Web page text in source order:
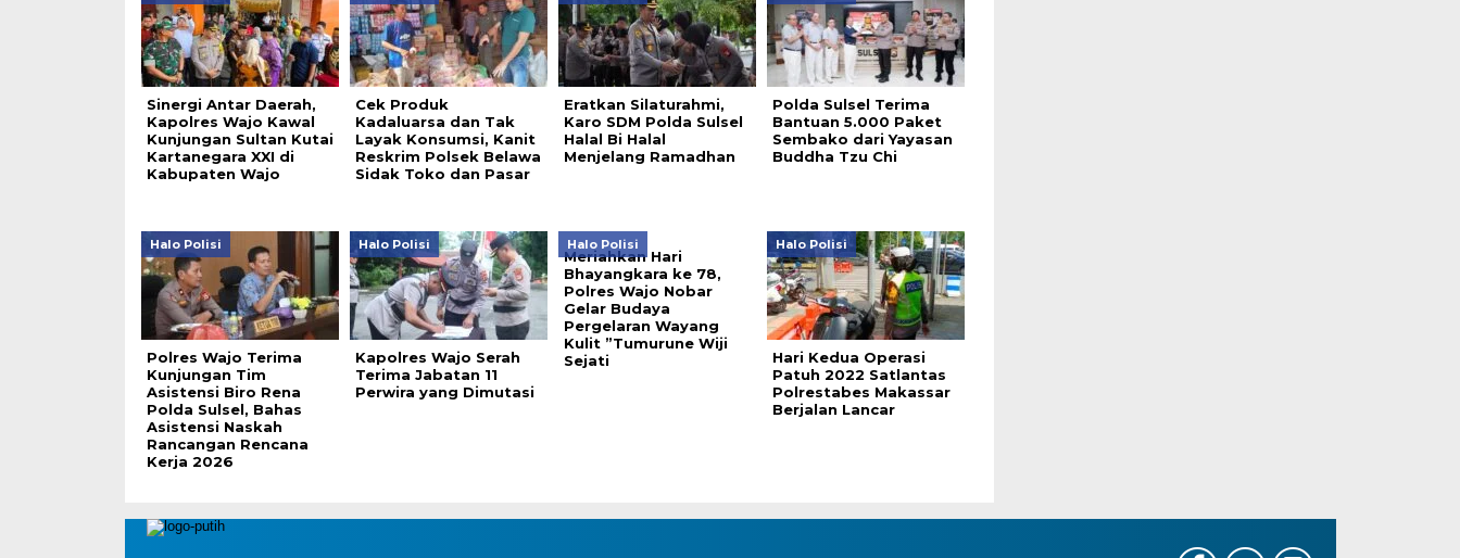
Sinergi Antar Daerah,
Kapolres Wajo Kawal
Kunjungan Sultan Kutai
Kartanegara XXI di
Kabupaten Wajo
Cek Produk
Kadaluarsa dan Tak
Layak Konsumsi, Kanit
Reskrim Polsek Belawa
Sidak Toko dan Pasar
Eratkan Silaturahmi,
Karo SDM Polda Sulsel
Halal Bi Halal
Menjelang Ramadhan
Polda Sulsel Terima
Bantuan 5.000 Paket
Sembako dari Yayasan
Buddha Tzu Chi
Halo Polisi
Polres Wajo Terima
Kunjungan Tim
Asistensi Biro Rena
Polda Sulsel, Bahas
Asistensi Naskah
Rancangan Rencana
Kerja 2026
Halo Polisi
Kapolres Wajo Serah
Terima Jabatan 11
Perwira yang Dimutasi
Halo Polisi
Meriahkan Hari
Bhayangkara ke 78,
Polres Wajo Nobar
Gelar Budaya
Pergelaran Wayang
Kulit ”Tumurune Wiji
Sejati
Halo Polisi
Hari Kedua Operasi
Patuh 2022 Satlantas
Polrestabes Makassar
Berjalan Lancar